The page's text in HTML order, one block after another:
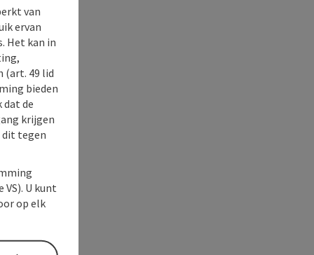
van
ervan
Het kan in
(art. 49 lid
bieden
dat de
krijgen
dit tegen
U kunt
op elk